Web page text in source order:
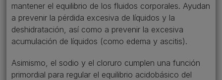
mantener el equilibrio de los fluidos corporales. Ayudan
a prevenir la pérdida excesiva de líquidos y la
deshidratación, así como a prevenir la excesiva
acumulación de líquidos (como edema y ascitis).
Asimismo, el sodio y el cloruro cumplen una función
primordial para regular el equilibrio acidobásico del